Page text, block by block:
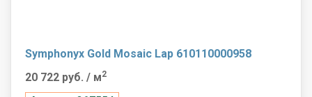
Symphonyx Gold Mosaic Lap 610110000958
20 722 руб. / м2